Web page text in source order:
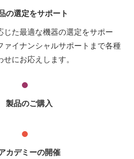
の選定をサポート
じた最適な機器の選定をサポー
ァイナンシャルサポートまで各種
にお応えします。
製品のご購入
カデミーの開催